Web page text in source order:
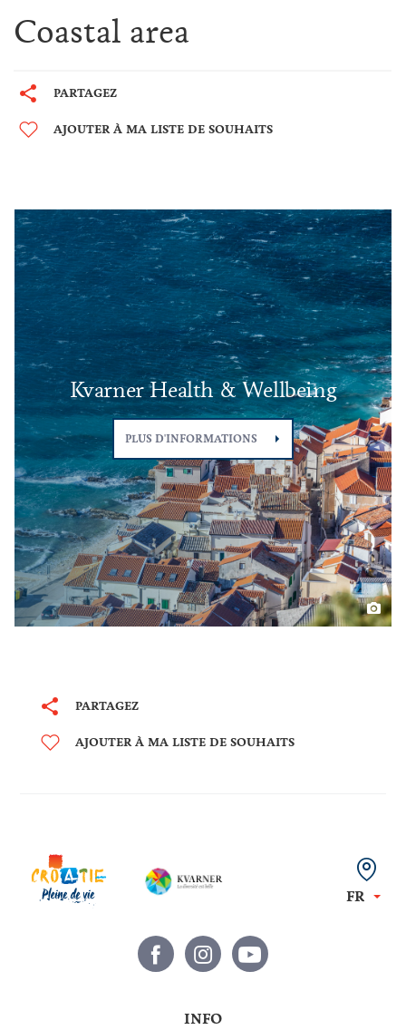
Coastal area
PARTAGEZ
AJOUTER À MA LISTE DE SOUHAITS
Kvarner Health & Wellbeing
PLUS D'INFORMATIONS
PARTAGEZ
AJOUTER À MA LISTE DE SOUHAITS
FR
INFO